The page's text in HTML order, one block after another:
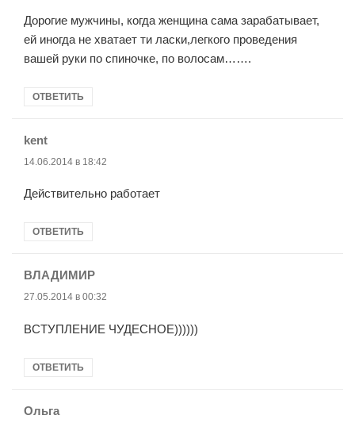
Дорогие мужчины, когда женщина сама зарабатывает,
ей иногда не хватает ти ласки,легкого проведения
вашей руки по спиночке, по волосам…….
ОТВЕТИТЬ
kent
14.06.2014 в 18:42
Действительно работает
ОТВЕТИТЬ
ВЛАДИМИР
27.05.2014 в 00:32
ВСТУПЛЕНИЕ ЧУДЕСНОЕ))))))
ОТВЕТИТЬ
Ольга